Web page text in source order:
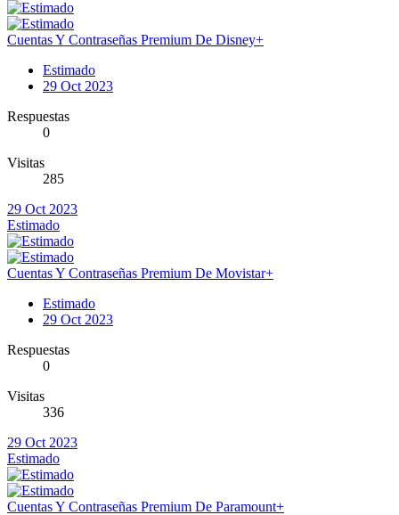
Cuentas Y Contraseñas Premium De Disney+
Estimado
29 Oct 2023
Respuestas
0
Visitas
285
29 Oct 2023
Estimado
Cuentas Y Contraseñas Premium De Movistar+
Estimado
29 Oct 2023
Respuestas
0
Visitas
336
29 Oct 2023
Estimado
Cuentas Y Contraseñas Premium De Paramount+